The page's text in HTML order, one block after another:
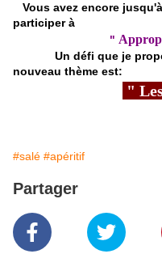
Vous avez encore
participer à
"
Un défi que je
nouveau thème est:
"
#salé #apéritif
Partager